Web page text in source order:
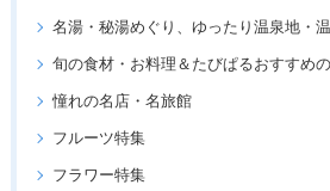
名湯・秘湯めぐり、ゆったり温泉地・
旬の食材・お料理＆たびぱるおすすめ
憧れの名店・名旅館
フルーツ特集
フラワー特集